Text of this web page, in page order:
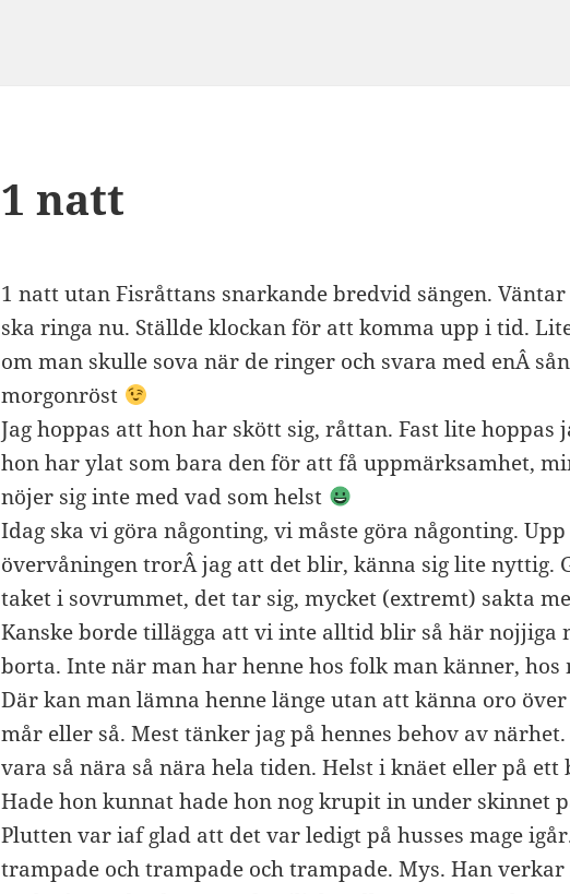
1 natt
1 natt utan Fisråttans snarkande bredvid sängen.
ska ringa nu. Ställde klockan för att komma upp i tid.
om man skulle sova när de ringer och svara med enÂ
morgonröst
Jag hoppas att hon har skött sig, råttan. Fast lite hoppas
hon har ylat som bara den för att få uppmärksamhet,
nöjer sig inte med vad som helst
Idag ska vi göra någonting, vi måste göra någonting. Upp
övervåningen trorÂ jag att det blir, känna sig lite nyttig.
taket i sovrummet, det tar sig, mycket (extremt) sakta
Kanske borde tillägga att vi inte alltid blir så här nojjiga
borta. Inte när man har henne hos folk man känner, hos
Där kan man lämna henne länge utan att känna oro
mår eller så. Mest tänker jag på hennes behov av
vara så nära så nära hela tiden. Helst i knäet eller på ett
Hade hon kunnat hade hon nog krupit in under skinnet
Plutten var iaf glad att det var ledigt på husses mage
trampade och trampade och trampade. Mys. Han verkar